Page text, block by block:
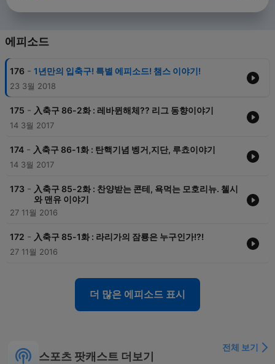
에피소드
176 - 1년만의 입축구! 특별 에피소드! 챔스 이야기!
23 3월 2018
175 - 入축구 86-2화 : 레바뮌해체?? 리그 동향이야기
14 3월 2017
174 - 入축구 86-1화 : 탄핵기념 벵거,지단, 루쵸이야기
14 3월 2017
173 - 入축구 85-2화 : 찬양받는 콘테, 욕먹는 모호리뉴. 첼시
와 맨유 이야기
27 11월 2016
172 - 入축구 85-1화 : 라리가의 잠룡은 누구인가!?!
27 11월 2016
더 많은 에피소드 표시
스포츠 팟캐스트 더보기
전체 보기